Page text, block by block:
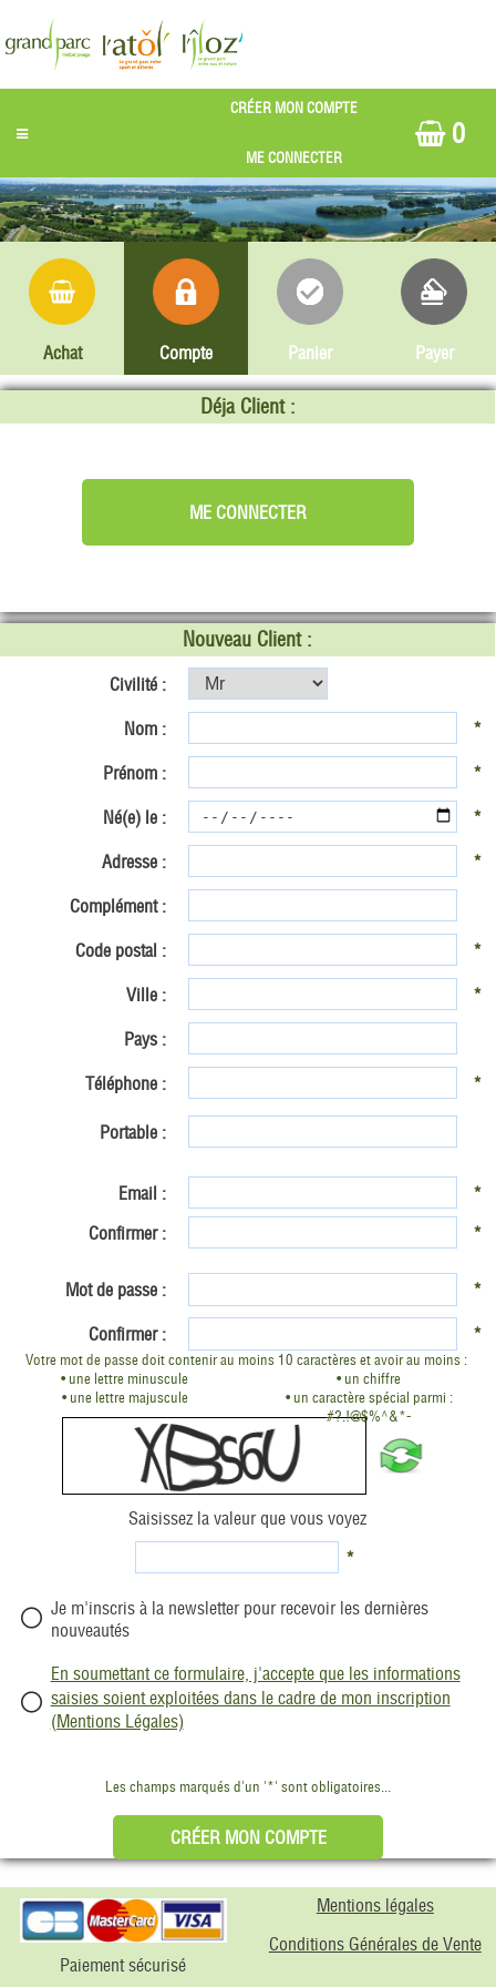
0
Achat Compte Panier Payer
Déja Client :
Nouveau Client :
Civilité :
Nom :
*
Prénom :
*
Né(e) le :
*
Adresse :
*
Complément :
Code postal :
*
Ville :
*
Pays :
Téléphone :
*
Portable :
Email :
*
Confirmer :
*
Mot de passe :
*
Confirmer :
*
Saisissez la valeur que vous voyez
*
Je m'inscris à la newsletter pour recevoir les dernières
nouveautés
En soumettant ce formulaire, j'accepte que les informations
saisies soient exploitées dans le cadre de mon inscription
(Mentions Légales)
Les champs marqués d'un '*' sont obligatoires...
Votre mot de passe doit contenir au moins 10 caractères et avoir au moins :
• une lettre minuscule
• un chiffre
• une lettre majuscule
• un caractère spécial parmi :
#?.!@$%^&*-
Paiement sécurisé
Mentions légales
Conditions Générales de Vente